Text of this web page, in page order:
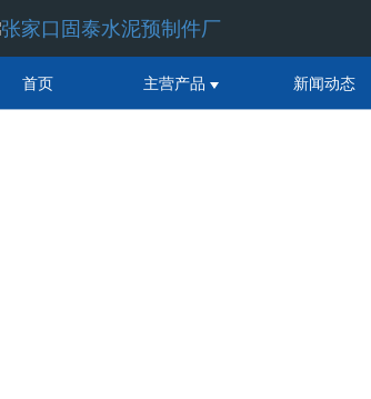
首页 主营产品 新闻动态